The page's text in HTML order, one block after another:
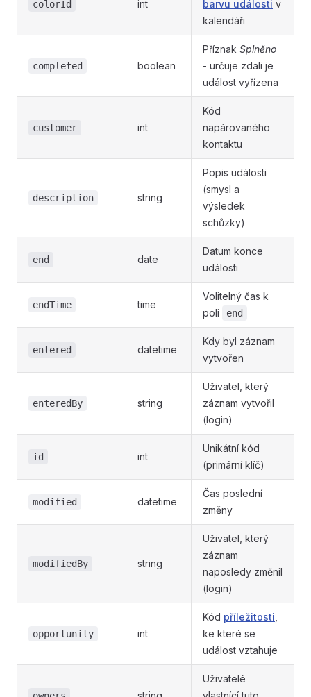
colorId int
barvu události v
kalendáři
completed boolean
Příznak Splněno
- určuje zdali je
událost vyřízena
customer int
Kód
napárovaného
kontaktu
description string
Popis události
(smysl a
výsledek
schůzky)
end date
Datum konce
události
endTime time
Volitelný čas k
poli
end
entered datetime
Kdy byl záznam
vytvořen
enteredBy string
Uživatel, který
záznam vytvořil
(login)
id int
Unikátní kód
(primární klíč)
modified datetime
Čas poslední
změny
modifiedBy string
Uživatel, který
záznam
naposledy změnil
(login)
opportunity int
Kód příležitosti
ke které se
událost vztahuje
Uživatelé